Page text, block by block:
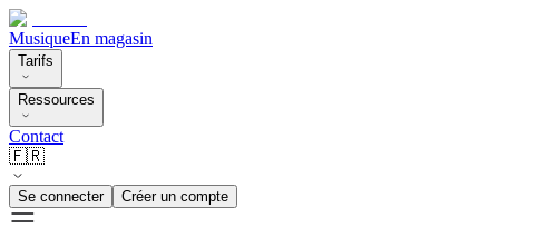
MusiqueEn magasin
Tarifs
Ressources
Contact
🇫🇷
Se connecter Créer un compte